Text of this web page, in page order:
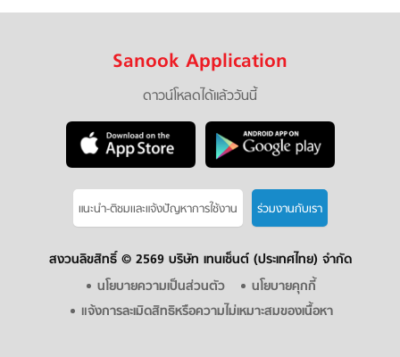
Sanook Application
ดาวน์โหลดได้แล้ววันนี้
แนะนำ-ติชมเเละแจ้งปัญหาการใช้งาน ร่วมงานกับเรา
สงวนลิขสิทธิ์ © 2569 บริษัท เทนเซ็นต์ (ประเทศไทย) จำกัด
นโยบายความเป็นส่วนตัว
นโยบายคุกกี้
แจ้งการละเมิดสิทธิหรือความไม่เหมาะสมของเนื้อหา